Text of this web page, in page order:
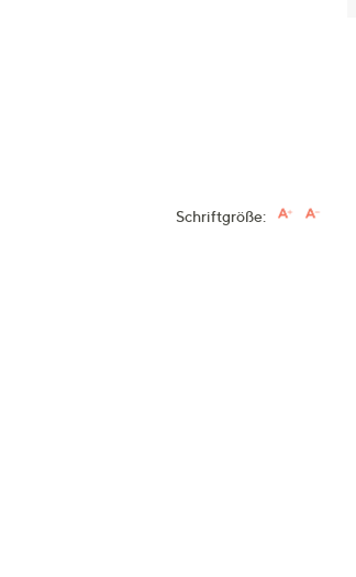
Schriftgröße: